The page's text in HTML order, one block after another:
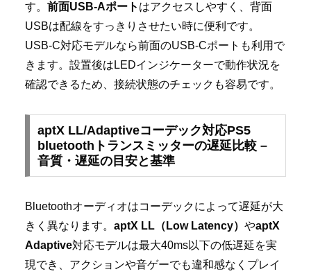
す。 前面USB-Aポート はアクセスしやすく、背面
USBは配線をすっきりさせたい時に便利です。
USB-C対応モデルなら前面のUSB-Cポートも利用で
きます。設置後はLEDインジケーターで動作状況を
確認できるため、接続状態のチェックも容易です。
aptX LL/Adaptiveコーデック対応PS5
bluetoothトランスミッターの遅延比較 –
音質・遅延の目安と基準
Bluetoothオーディオはコーデックによって遅延が大
きく異なります。 aptX LL（Low Latency） やaptX
Adaptive対応モデルは最大40ms以下の低遅延を実
現でき、アクションや音ゲーでも違和感なくプレイ